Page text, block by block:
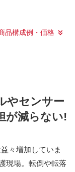
品構成例・価格
やセンサー
が減らない!
々増加していま
現場。転倒や転落